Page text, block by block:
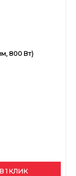
800 Вт)
В 1 КЛИК